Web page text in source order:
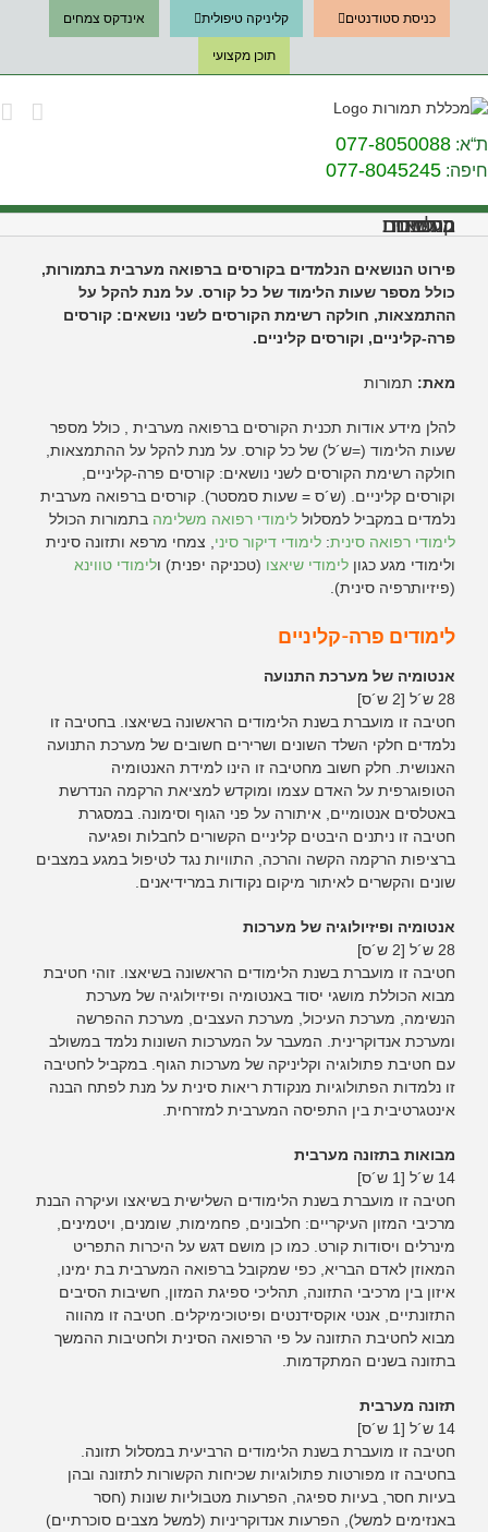
כניסת סטודנטים קליניקה טיפולית אינדקס צמחים
תוכן מקצועי
ת“א: 077-8050088
חיפה: 077-8045245
קורסים ברפואה מערבית הנלמדים בתמורות
פירוט הנושאים הנלמדים בקורסים ברפואה מערבית בתמורות,
כולל מספר שעות הלימוד של כל קורס. על מנת להקל על
ההתמצאות, חולקה רשימת הקורסים לשני נושאים: קורסים
פרה-קליניים, וקורסים קליניים.
מאת: תמורות
להלן מידע אודות תכנית הקורסים ברפואה מערבית , כולל מספר
שעות הלימוד (=ש´ל) של כל קורס. על מנת להקל על ההתמצאות,
חולקה רשימת הקורסים לשני נושאים: קורסים פרה-קליניים,
וקורסים קליניים. (ש´ס = שעות סמסטר). קורסים ברפואה מערבית
נלמדים במקביל למסלול לימודי רפואה משלימה בתמורות הכולל
לימודי רפואה סינית: לימודי דיקור סיני , צמחי מרפא ותזונה סינית
ולימודי מגע כגון לימודי שיאצו (טכניקה יפנית) ולימודי טווינא
(פיזיותרפיה סינית).
לימודים פרה-קליניים
אנטומיה של מערכת התנועה
28 ש´ל [2 ש´ס]
חטיבה זו מועברת בשנת הלימודים הראשונה בשיאצו. בחטיבה זו
נלמדים חלקי השלד השונים ושרירים חשובים של מערכת התנועה
האנושית. חלק חשוב מחטיבה זו הינו למידת האנטומיה
הטופוגרפית על האדם עצמו ומוקדש למציאת הרקמה הנדרשת
באטלסים אנטומיים, איתורה על פני הגוף וסימונה. במסגרת
חטיבה זו ניתנים היבטים קליניים הקשורים לחבלות ופגיעה
ברציפות הרקמה הקשה והרכה, התוויות נגד לטיפול במגע במצבים
שונים והקשרים לאיתור מיקום נקודות במרידיאנים.
אנטומיה ופיזיולוגיה של מערכות
28 ש´ל [2 ש´ס]
חטיבה זו מועברת בשנת הלימודים הראשונה בשיאצו. זוהי חטיבת
מבוא הכוללת מושגי יסוד באנטומיה ופיזיולוגיה של מערכת
הנשימה, מערכת העיכול, מערכת העצבים, מערכת ההפרשה
ומערכת אנדוקרינית. המעבר על המערכות השונות נלמד במשולב
עם חטיבת פתולוגיה וקליניקה של מערכות הגוף. במקביל לחטיבה
זו נלמדות הפתולוגיות מנקודת ריאות סינית על מנת לפתח הבנה
אינטגרטיבית בין התפיסה המערבית למזרחית.
מבואות בתזונה מערבית
14 ש´ל [1 ש´ס]
חטיבה זו מועברת בשנת הלימודים השלישית בשיאצו ועיקרה הבנת
מרכיבי המזון העיקריים: חלבונים, פחמימות, שומנים, ויטמינים,
מינרלים ויסודות קורט. כמו כן מושם דגש על היכרות התפריט
המאוזן לאדם הבריא, כפי שמקובל ברפואה המערבית בת ימינו,
איזון בין מרכיבי התזונה, תהליכי ספיגת המזון, חשיבות הסיבים
התזונתיים, אנטי אוקסידנטים ופיטוכימיקלים. חטיבה זו מהווה
מבוא לחטיבת התזונה על פי הרפואה הסינית ולחטיבות ההמשך
בתזונה בשנים המתקדמות.
תזונה מערבית
14 ש´ל [1 ש´ס]
חטיבה זו מועברת בשנת הלימודים הרביעית במסלול תזונה.
בחטיבה זו מפורטות פתולוגיות שכיחות הקשורות לתזונה ובהן
בעיות חסר, בעיות ספיגה, הפרעות מטבוליות שונות (חסר
באנזימים למשל), הפרעות אנדוקריניות (למשל מצבים סוכרתיים)